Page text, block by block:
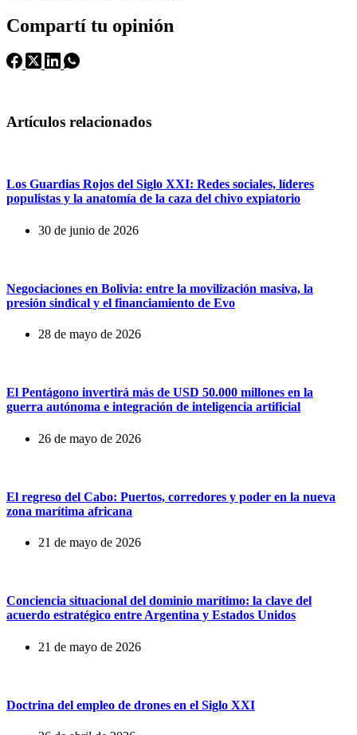
Compartí tu opinión
Artículos relacionados
Los Guardias Rojos del Siglo XXI: Redes sociales, líderes
populistas y la anatomía de la caza del chivo expiatorio
30 de junio de 2026
Negociaciones en Bolivia: entre la movilización masiva, la
presión sindical y el financiamiento de Evo
28 de mayo de 2026
El Pentágono invertirá más de USD 50.000 millones en la
guerra autónoma e integración de inteligencia artificial
26 de mayo de 2026
El regreso del Cabo: Puertos, corredores y poder en la nueva
zona marítima africana
21 de mayo de 2026
Conciencia situacional del dominio marítimo: la clave del
acuerdo estratégico entre Argentina y Estados Unidos
21 de mayo de 2026
Doctrina del empleo de drones en el Siglo XXI